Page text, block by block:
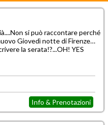
si può raccontare perché
Giovedì notte di Firenze…
la serata!?...OH! YES
Info & Prenotazioni